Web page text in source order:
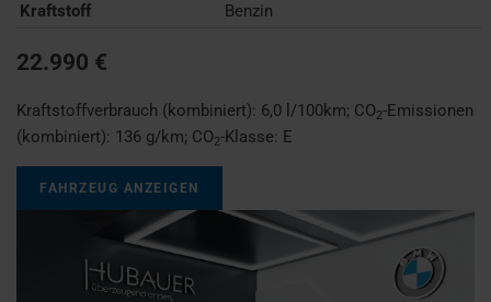
Kraftstoff
Benzin
22.990 €
Kraftstoffverbrauch (kombiniert): 6,0 l/100km; CO2-Emissionen
(kombiniert): 136 g/km; CO2-Klasse: E
FAHRZEUG ANZEIGEN